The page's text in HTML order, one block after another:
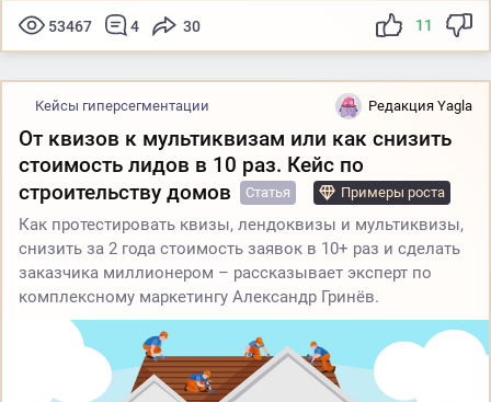
53467 4 30 11
Кейсы гиперсегментации Редакция Yagla
От квизов к мультиквизам или как снизить
стоимость лидов в 10 раз. Кейс по
строительству домов
Статья Примеры роста
Как протестировать квизы, лендоквизы и мультиквизы,
снизить за 2 года стоимость заявок в 10+ раз и сделать
заказчика миллионером – рассказывает эксперт по
комплексному маркетингу Александр Гринёв.